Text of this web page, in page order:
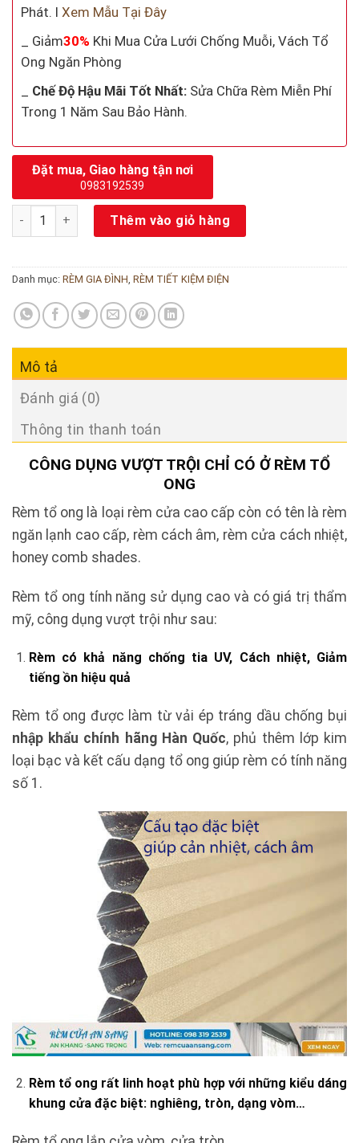
Phát. I Xem Mẫu Tại Đây
_ Giảm30% Khi Mua Cửa Lưới Chống Muỗi, Vách Tổ
Ong Ngăn Phòng
Chế Độ Hậu Mãi Tốt Nhất: Sửa Chữa Rèm Miễn Phí
Trong 1 Năm Sau Bảo Hành.
Đặt mua, Giao hàng tận nơi
0983192539
Rèm tiết kiệm điện chống nắng - màu đẹp Giá Xưởng số lượng
Thêm vào giỏ hàng
Danh mục: RÈM GIA ĐÌNH RÈM TIẾT KIỆM ĐIỆN
Mô tả
Đánh giá (0)
Thông tin thanh toán
CÔNG DỤNG VƯỢT TRỘI CHỈ CÓ Ở RÈM TỔ
ONG
Rèm tổ ong là loại rèm cửa cao cấp còn có tên là rèm
ngăn lạnh cao cấp, rèm cách âm, rèm cửa cách nhiệt,
honey comb shades.
Rèm tổ ong tính năng sử dụng cao và có giá trị thẩm
mỹ, công dụng vượt trội như sau:
Rèm có khả năng chống tia UV, Cách nhiệt, Giảm
tiếng ồn hiệu quả
Rèm tổ ong được làm từ vải ép tráng dầu chống bụi
nhập khẩu chính hãng Hàn Quốc, phủ thêm lớp kim
loại bạc và kết cấu dạng tổ ong giúp rèm có tính năng
số 1.
Rèm tổ ong rất linh hoạt phù hợp với những kiểu dáng
khung cửa đặc biệt: nghiêng, tròn, dạng vòm…